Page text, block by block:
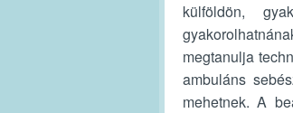
külföldön,
megtanulja
ambuláns
mehetnek. A